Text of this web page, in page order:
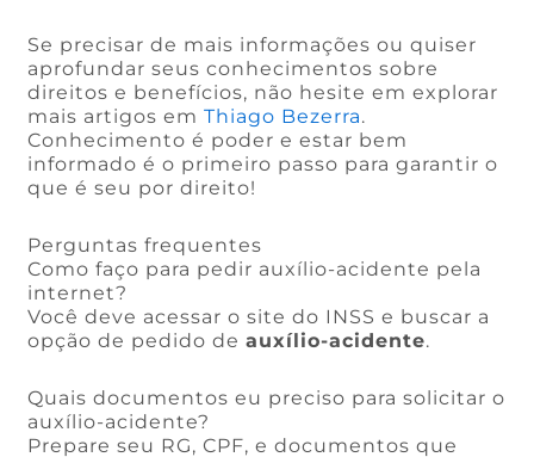
Se precisar de mais informações ou quiser
aprofundar seus conhecimentos sobre
direitos e benefícios, não hesite em explorar
mais artigos emThiago Bezerra.
Conhecimento é poder e estar bem
informado é o primeiro passo para garantir o
que é seu por direito!
Perguntas frequentes
Como faço para pedir auxílio-acidente pela
internet?
Você deve acessar o site do INSS e buscar a
opção de pedido deauxílio-acidente.
Quais documentos eu preciso para solicitar o
auxílio-acidente?
Prepare seu RG, CPF, e documentos que